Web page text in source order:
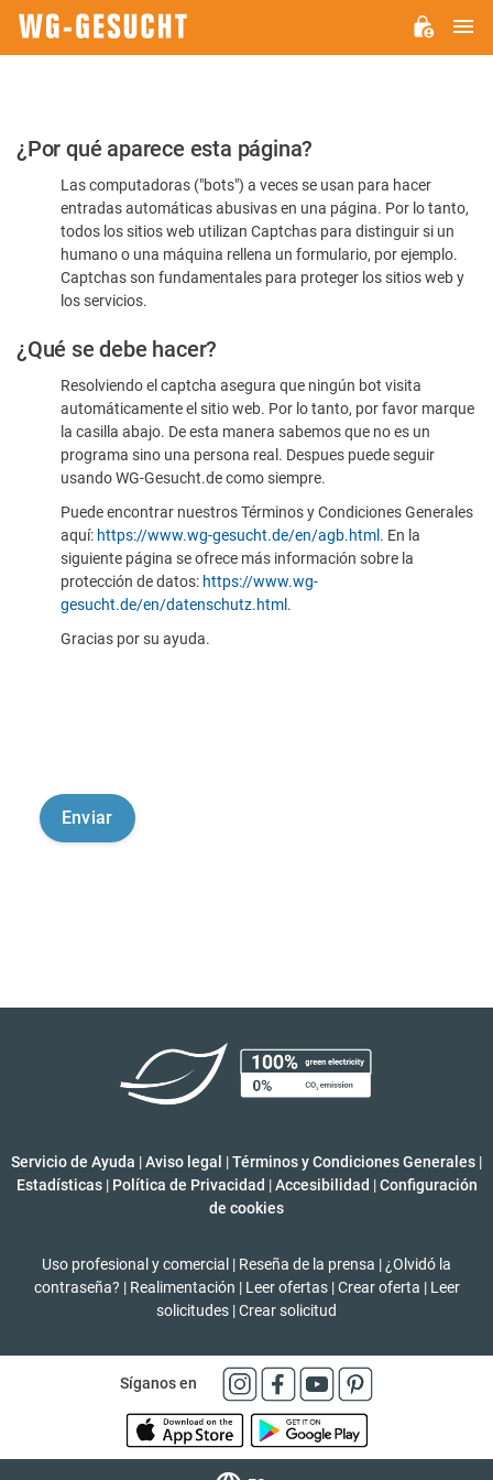
Por
favor,
confirme
humano
¿Por qué aparece esta página?
Las computadoras ("bots") a veces se usan para hacer
entradas automáticas abusivas en una página. Por lo tanto,
todos los sitios web utilizan Captchas para distinguir si un
humano o una máquina rellena un formulario, por ejemplo.
Captchas son fundamentales para proteger los sitios web y
los servicios.
¿Qué se debe hacer?
Resolviendo el captcha asegura que ningún bot visita
automáticamente el sitio web. Por lo tanto, por favor marque
la casilla abajo. De esta manera sabemos que no es un
programa sino una persona real. Despues puede seguir
usando WG-Gesucht.de como siempre.
Puede encontrar nuestros Términos y Condiciones Generales
aquí: https://www.wg-gesucht.de/en/agb.html . En la
siguiente página se ofrece más información sobre la
protección de datos: https://www.wg-
gesucht.de/en/datenschutz.html .
Gracias por su ayuda.
Servicio de Ayuda |Aviso legal |Términos y Condiciones Generales |
Estadísticas | Política de Privacidad | Accesibilidad | Configuración
de cookies
Uso profesional y comercial | Reseña de la prensa | ¿Olvidó la
contraseña? | Realimentación | Leer ofertas | Crear oferta | Leer
solicitudes |Crear solicitud
Síganos en